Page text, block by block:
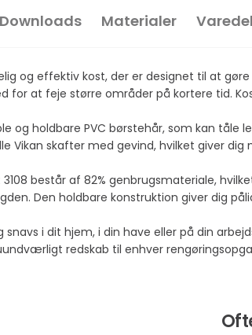
Downloads Materialer
og effektiv kost, der er designet til at
for at feje større områder på kortere tid.
og holdbare PVC børstehår, som kan
Vikan skafter med gevind, hvilket giver
består af 82% genbrugsmateriale,
Den holdbare konstruktion giver dig
snavs i dit hjem, i din have eller på din
redskab til enhver